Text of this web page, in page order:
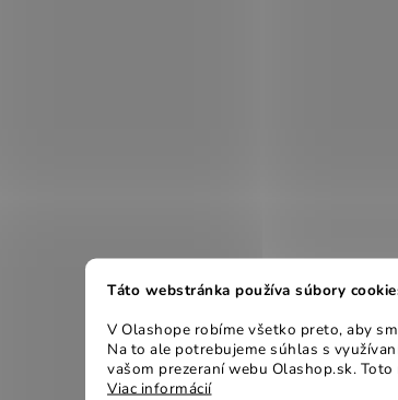
Táto webstránka používa súbory
V Olashope robíme všetko preto, aby
Na to ale potrebujeme súhlas s
vašom prezeraní webu Olashop.sk.
Viac informácií